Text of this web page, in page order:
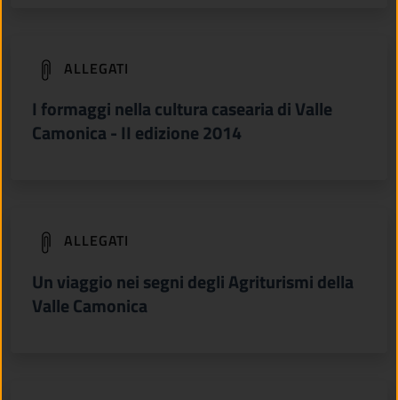
ALLEGATI
I formaggi nella cultura casearia di Valle
Camonica - II edizione 2014
(apre in un'altra scheda).
ALLEGATI
Un viaggio nei segni degli Agriturismi della
Valle Camonica
(apre in un'altra scheda).